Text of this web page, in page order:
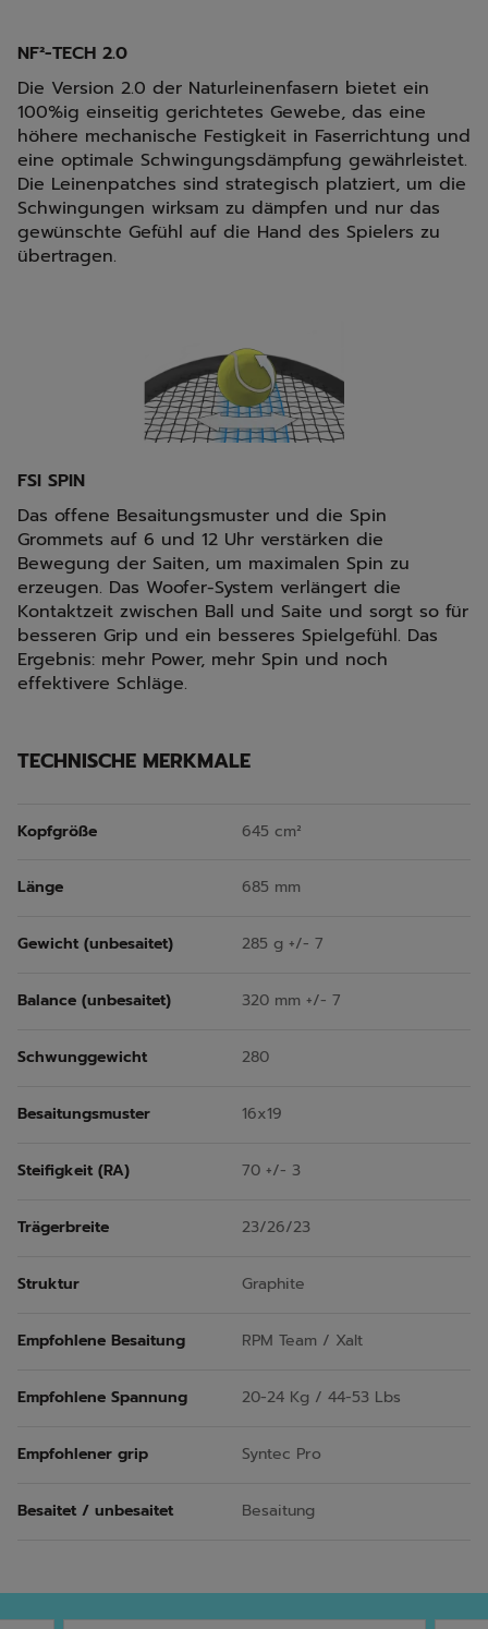
NF²-TECH 2.0
Die Version 2.0 der Naturleinenfasern bietet ein
100%ig einseitig gerichtetes Gewebe, das eine
höhere mechanische Festigkeit in Faserrichtung und
eine optimale Schwingungsdämpfung gewährleistet.
Die Leinenpatches sind strategisch platziert, um die
Schwingungen wirksam zu dämpfen und nur das
gewünschte Gefühl auf die Hand des Spielers zu
übertragen.
FSI SPIN
Das offene Besaitungsmuster und die Spin
Grommets auf 6 und 12 Uhr verstärken die
Bewegung der Saiten, um maximalen Spin zu
erzeugen. Das Woofer-System verlängert die
Kontaktzeit zwischen Ball und Saite und sorgt so für
besseren Grip und ein besseres Spielgefühl. Das
Ergebnis: mehr Power, mehr Spin und noch
effektivere Schläge.
TECHNISCHE MERKMALE
Kopfgröße 645 cm²
Länge 685 mm
Gewicht (unbesaitet) 285 g +/- 7
Balance (unbesaitet) 320 mm +/- 7
Schwunggewicht 280
Besaitungsmuster 16x19
Steifigkeit (RA) 70 +/- 3
Trägerbreite 23/26/23
Struktur Graphite
Empfohlene Besaitung RPM Team / Xalt
Empfohlene Spannung 20-24 Kg / 44-53 Lbs
Empfohlener grip Syntec Pro
Besaitet / unbesaitet Besaitung